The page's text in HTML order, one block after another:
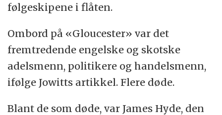
følgeskipene i flåten.
Ombord på «Gloucester» var det
fremtredende engelske og skotske
adelsmenn, politikere og handelsmenn,
ifølge Jowitts artikkel. Flere døde.
Blant de som døde, var James Hyde, den